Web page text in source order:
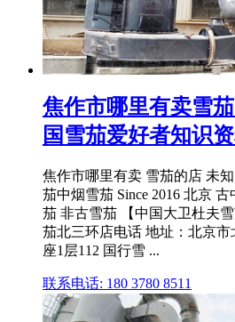
焦作市哪里有卖雪
国雪茄爱好者知识
焦作市哪里有卖 雪茄的店 未
茄中烟雪茄 Since 2016 北京
茄 非古雪茄 【中国大卫杜夫
茄北三环店电话 地址：北京
座1层112 国行雪 ...
联系电话: 180 3780 8511